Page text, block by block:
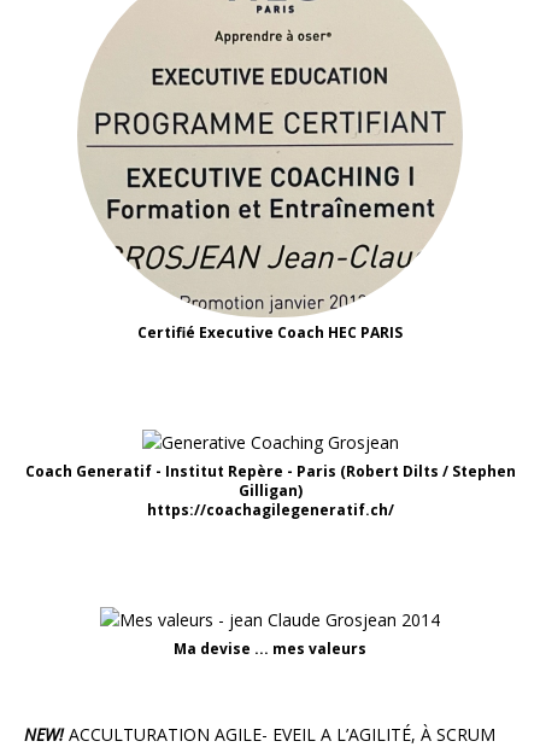
Certifié Executive Coach HEC PARIS
Coach Generatif - Institut Repère - Paris (Robert Dilts / Stephen
Gilligan)
https://coachagilegeneratif.ch/
Ma devise ... mes valeurs
NEW!ACCULTURATION AGILE- EVEIL A L’AGILITÉ, À SCRUM